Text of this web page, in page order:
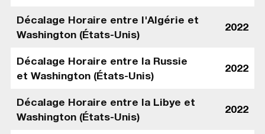
Décalage Horaire entre l'Algérie et
Washington (États-Unis)
2022
Décalage Horaire entre la Russie
et Washington (États-Unis)
2022
Décalage Horaire entre la Libye et
Washington (États-Unis)
2022